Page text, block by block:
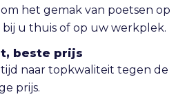
het gemak van poetsen op
bij u thuis of op uw werkplek.
beste prijs
naar topkwaliteit tegen de
prijs.